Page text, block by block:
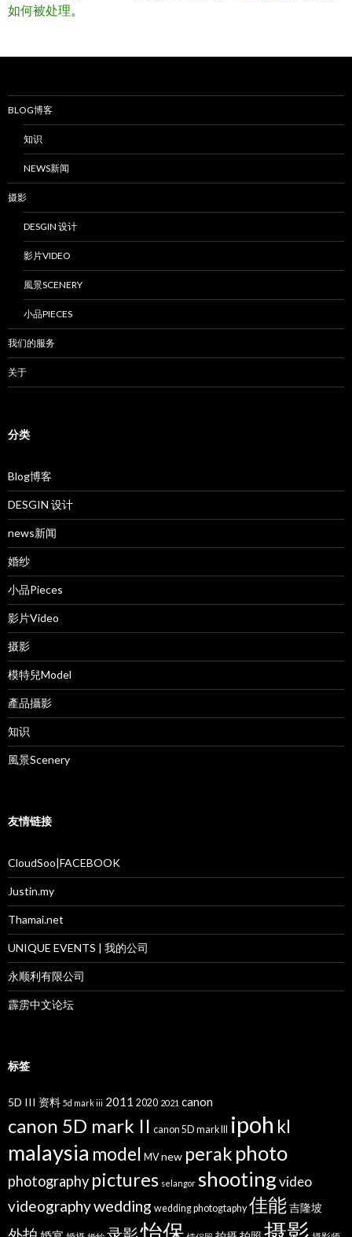
如何被处理。
BLOG博客
知识
NEWS新闻
摄影
DESGIN 设计
影片VIDEO
風景SCENERY
小品PIECES
我们的服务
关于
分类
Blog博客
DESGIN 设计
news新闻
婚纱
小品Pieces
影片Video
摄影
模特兒Model
產品攝影
知识
風景Scenery
友情链接
CloudSoo|FACEBOOK
Justin.my
Thamai.net
UNIQUE EVENTS | 我的公司
永顺利有限公司
霹雳中文论坛
标签
5D III 资料 5d mark iii 2011 2020 2021 canon
canon 5D mark II canon 5D mark III ipoh kl
malaysia model MV new perak photo
photography pictures selangor shootingvideo
videographywedding wedding photogtaphy 佳能吉隆坡
摄影